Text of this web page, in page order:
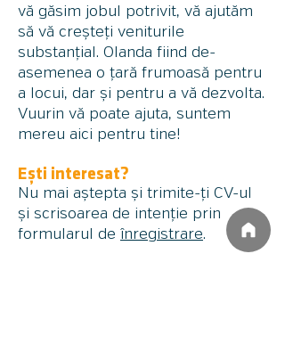
vă găsim jobul potrivit, vă ajutăm
să vă creșteți veniturile
substanțial. Olanda fiind de-
asemenea o țară frumoasă pentru
a locui, dar și pentru a vă dezvolta.
Vuurin vă poate ajuta, suntem
mereu aici pentru tine!
Ești interesat?
Nu mai aștepta și trimite-ți CV-ul
și scrisoarea de intenție prin
formularul de înregistrare.